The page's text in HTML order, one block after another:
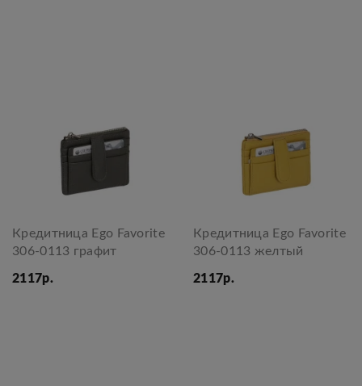
Кредитница Ego Favorite
306-0113 графит
2117р.
Кредитница Ego Favorite
306-0113 желтый
2117р.